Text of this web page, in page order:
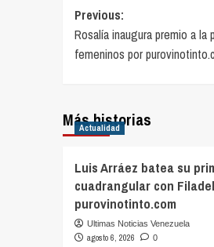
Post
navigation
Previous:
Rosalía inaugura premio a la
femeninos por
Más historias
Actualidad
Luis Arráez batea su
cuadrangular con
purovinotinto.com
Ultimas Noticias Venezuela
agosto 6, 2026 0